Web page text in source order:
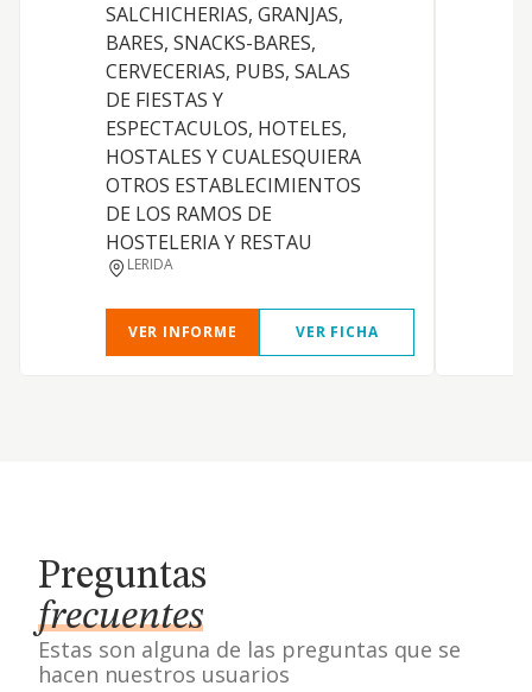
SALCHICHERIAS, GRANJAS,
BARES, SNACKS-BARES,
CERVECERIAS, PUBS, SALAS
DE FIESTAS Y
ESPECTACULOS, HOTELES,
HOSTALES Y CUALESQUIERA
OTROS ESTABLECIMIENTOS
DE LOS RAMOS DE
HOSTELERIA Y RESTAU
LERIDA
VER INFORME VER FICHA
Preguntas
frecuentes
Estas son alguna de las preguntas que se
hacen nuestros usuarios